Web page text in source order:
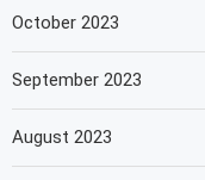
October 2023
September 2023
August 2023